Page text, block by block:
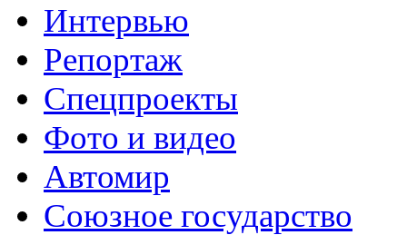
Интервью
Репортаж
Спецпроекты
Фото и видео
Автомир
Союзное государство